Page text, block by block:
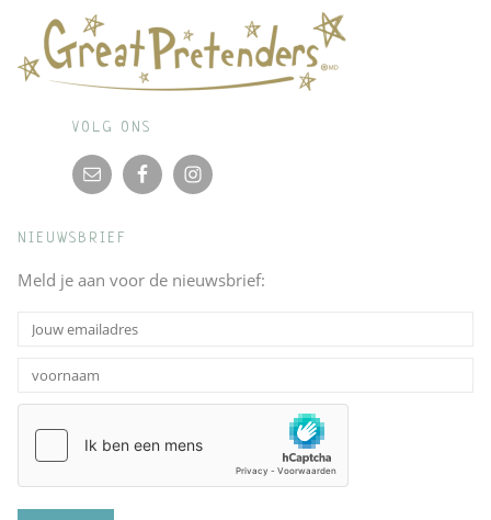
VOLG ONS
NIEUWSBRIEF
Meld je aan voor de nieuwsbrief: